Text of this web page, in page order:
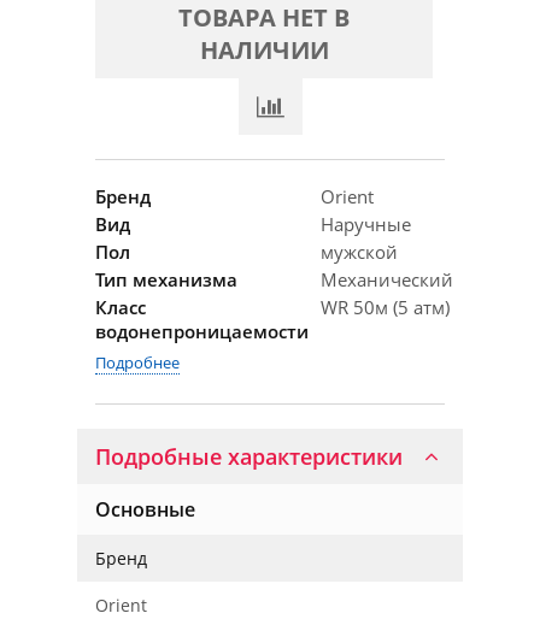
ТОВАРА НЕТ В
НАЛИЧИИ
Бренд
Orient
Вид
Наручные
Пол
мужской
Тип механизма
Механический
Класс
водонепроницаемости
WR 50м (5 атм)
Подробнее
Подробные характеристики
Основные
Бренд
Orient